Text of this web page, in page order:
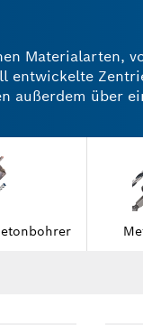
Materialarten,
entwickelte
außerdem über
Die
Set erhältlich.
zu erzielen.